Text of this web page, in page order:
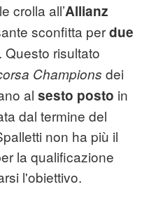
crolla all’Allianz
sconfitta perdue
. Questo risultato
Champions dei
al sesto posto in
dal termine del
non ha più il
la qualificazione
l'obiettivo.